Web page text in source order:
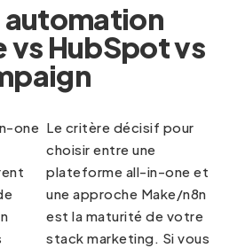
vs HubSpot vs
one Le critère décisif pour
choisir entre une
plateforme all-in-one et
une approche Make/n8n
est la maturité de votre
stack marketing. Si vous